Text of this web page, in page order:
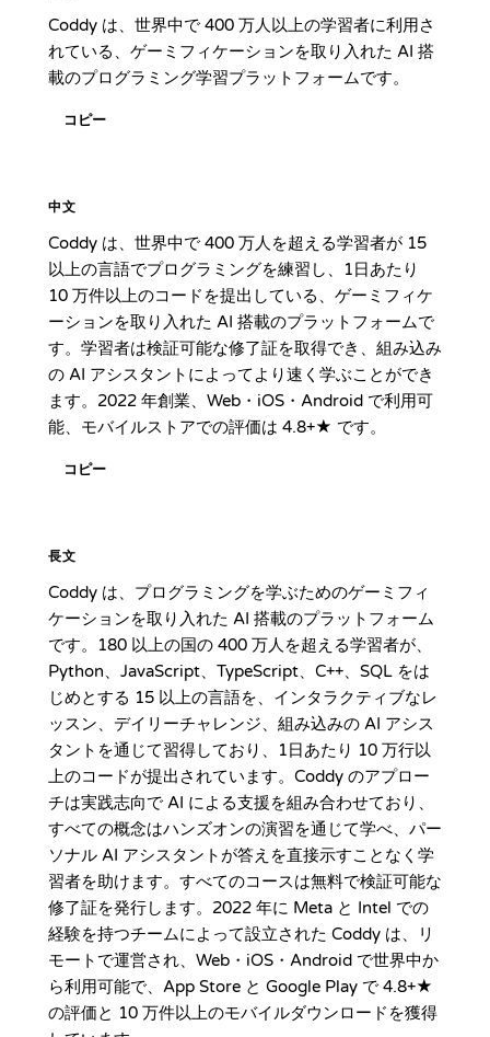
Coddy は、世界中で 400 万人以上の学習者に利用さ
れている、ゲーミフィケーションを取り入れた AI 搭
載のプログラミング学習プラットフォームです。
コピー
中文
Coddy は、世界中で 400 万人を超える学習者が 15
以上の言語でプログラミングを練習し、1日あたり
10 万件以上のコードを提出している、ゲーミフィケ
ーションを取り入れた AI 搭載のプラットフォームで
す。学習者は検証可能な修了証を取得でき、組み込み
の AI アシスタントによってより速く学ぶことができ
ます。2022 年創業、Web・iOS・Android で利用可
能、モバイルストアでの評価は 4.8+★ です。
コピー
長文
Coddy は、プログラミングを学ぶためのゲーミフィ
ケーションを取り入れた AI 搭載のプラットフォーム
です。180 以上の国の 400 万人を超える学習者が、
Python、JavaScript、TypeScript、C++、SQL をは
じめとする 15 以上の言語を、インタラクティブなレ
ッスン、デイリーチャレンジ、組み込みの AI アシス
タントを通じて習得しており、1日あたり 10 万行以
上のコードが提出されています。Coddy のアプロー
チは実践志向で AI による支援を組み合わせており、
すべての概念はハンズオンの演習を通じて学べ、パー
ソナル AI アシスタントが答えを直接示すことなく学
習者を助けます。すべてのコースは無料で検証可能な
修了証を発行します。2022 年に Meta と Intel での
経験を持つチームによって設立された Coddy は、リ
モートで運営され、Web・iOS・Android で世界中か
ら利用可能で、App Store と Google Play で 4.8+★
の評価と 10 万件以上のモバイルダウンロードを獲得